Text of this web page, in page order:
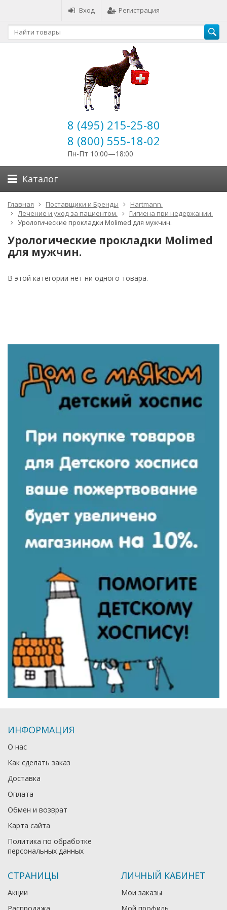
Вход Регистрация
8 (495) 215-25-80
8 (800) 555-18-02
Пн-Пт 10:00—18:00
Каталог
Главная Поставщики и Бренды
Hartmann.
Лечение и уход за пациентом.
Гигиена при недержании.
Урологические прокладки Molimed для мужчин.
Урологические прокладки Molimed
для мужчин.
В этой категории нет ни одного товара.
ИНФОРМАЦИЯ
О нас
Как сделать заказ
Доставка
Оплата
Обмен и возврат
Карта сайта
Политика по обработке
персональных данных
СТРАНИЦЫ
Акции
ЛИЧНЫЙ КАБИНЕТ
Мои заказы